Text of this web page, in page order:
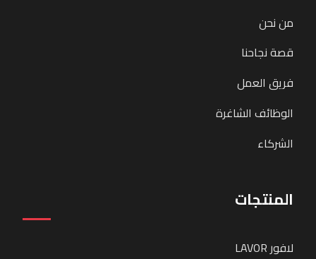
من نحن
قصة نجاحنا
فريق العمل
الوظائف الشاغرة
الشركاء
المنتجات
لافور LAVOR